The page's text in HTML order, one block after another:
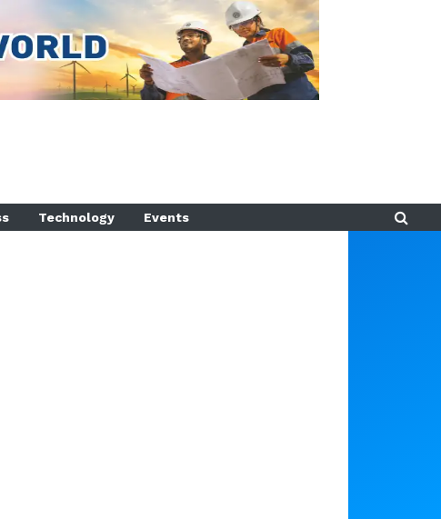
Technology Events